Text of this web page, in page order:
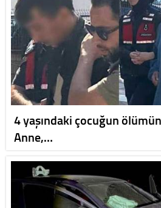
4 yaşındaki çocuğun
Anne,…